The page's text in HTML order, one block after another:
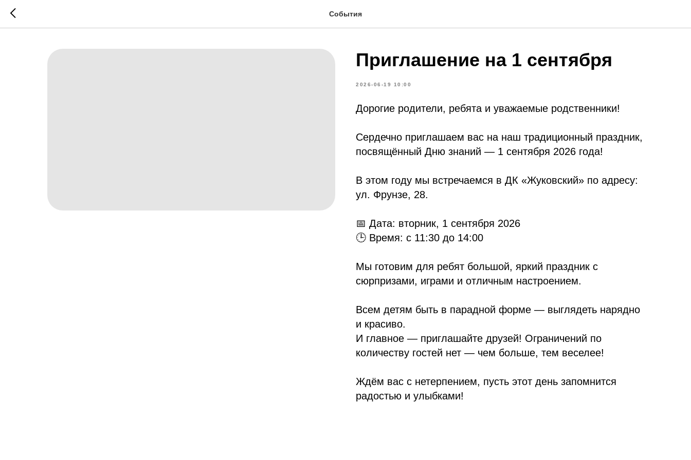
События
Приглашение на 1 сентября
2026-06-19 10:00
Дорогие родители, ребята и уважаемые родственники!
Сердечно приглашаем вас на наш традиционный праздник,
посвящённый Дню знаний — 1 сентября 2026 года!
В этом году мы встречаемся в ДК «Жуковский» по адресу:
ул. Фрунзе, 28.
📅 Дата: вторник, 1 сентября 2026
🕒 Время: с 11:30 до 14:00
Мы готовим для ребят большой, яркий праздник с
сюрпризами, играми и отличным настроением.
Всем детям быть в парадной форме — выглядеть нарядно
и красиво.
И главное — приглашайте друзей! Ограничений по
количеству гостей нет — чем больше, тем веселее!
Ждём вас с нетерпением, пусть этот день запомнится
радостью и улыбками!